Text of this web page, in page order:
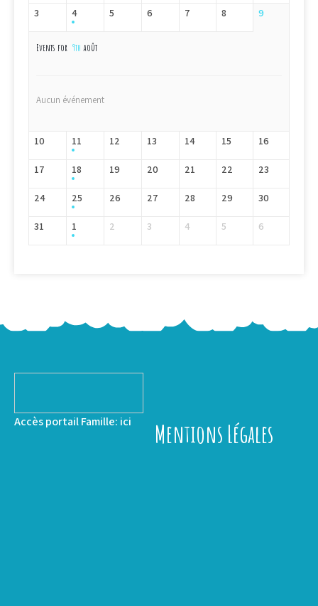
3 4 5 6 7 8 9
Events for 9th août
Aucun événement
10 11 12 13 14 15 16
17 18 19 20 21 22 23
24 25 26 27 28 29 30
31 1 2 3 4 5 6
Accès portail Famille: ici Mentions Légales